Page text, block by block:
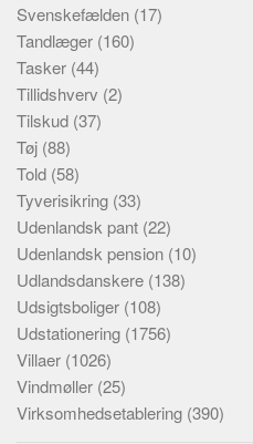
Svenskefælden (17)
Tandlæger (160)
Tasker (44)
Tillidshverv (2)
Tilskud (37)
Tøj (88)
Told (58)
Tyverisikring (33)
Udenlandsk pant (22)
Udenlandsk pension (10)
Udlandsdanskere (138)
Udsigtsboliger (108)
Udstationering (1756)
Villaer (1026)
Vindmøller (25)
Virksomhedsetablering (390)